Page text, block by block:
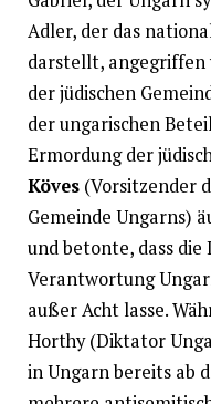
Adler, der das
darstellt,
der jüdischen
der ungarischen
Ermordung der
Köves (Vorsitzender
Gemeinde Ungarns)
und betonte, dass die
Verantwortung
außer Acht lasse.
Horthy (Diktator
in Ungarn bereits ab